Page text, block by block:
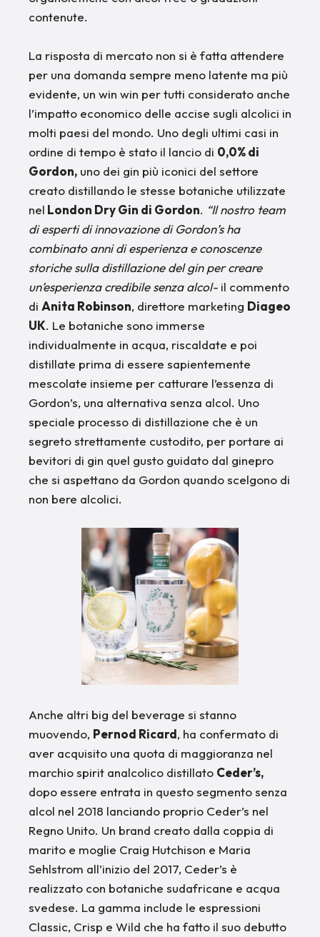
contenute.
La risposta di mercato non si è fatta attendere
per una domanda sempre meno latente ma più
evidente, un win win per tutti considerato anche
l’impatto economico delle accise sugli alcolici in
molti paesi del mondo. Uno degli ultimi casi in
ordine di tempo è stato il lancio di 0,0% di
Gordon, uno dei gin più iconici del settore
creato distillando le stesse botaniche utilizzate
nel London Dry Gin di Gordon. “Il nostro team
di esperti di innovazione di Gordon’s ha
combinato anni di esperienza e conoscenze
storiche sulla distillazione del gin per creare
un’esperienza credibile senza alcol- il commento
di Anita Robinson, direttore marketing Diageo
UK. Le botaniche sono immerse
individualmente in acqua, riscaldate e poi
distillate prima di essere sapientemente
mescolate insieme per catturare l’essenza di
Gordon’s, una alternativa senza alcol. Uno
speciale processo di distillazione che è un
segreto strettamente custodito, per portare ai
bevitori di gin quel gusto guidato dal ginepro
che si aspettano da Gordon quando scelgono di
non bere alcolici.
Anche altri big del beverage si stanno
muovendo, Pernod Ricard, ha confermato di
aver acquisito una quota di maggioranza nel
marchio spirit analcolico distillato Ceder’s,
dopo essere entrata in questo segmento senza
alcol nel 2018 lanciando proprio Ceder’s nel
Regno Unito. Un brand creato dalla coppia di
marito e moglie Craig Hutchison e Maria
Sehlstrom all’inizio del 2017, Ceder’s è
realizzato con botaniche sudafricane e acqua
svedese. La gamma include le espressioni
Classic, Crisp e Wild che ha fatto il suo debutto